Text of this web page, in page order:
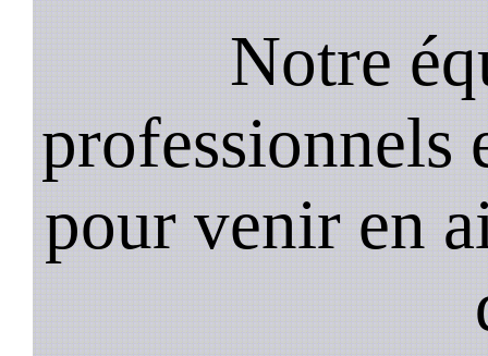
Notre
professionnels
pour venir en